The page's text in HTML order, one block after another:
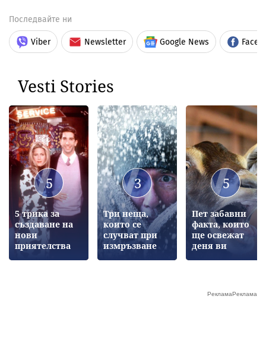
Последвайте ни
Viber Newsletter Google News
Vesti Stories
5
5 трика за
създаване на
нови
приятелства
3
Три неща,
които се
случват при
измръзване
5
Пет забавни
факта, които
ще освежат
деня ви